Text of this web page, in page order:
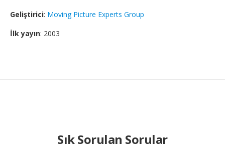
Geliştirici: Moving Picture Experts Group
İlk yayın: 2003
Sık Sorulan Sorular